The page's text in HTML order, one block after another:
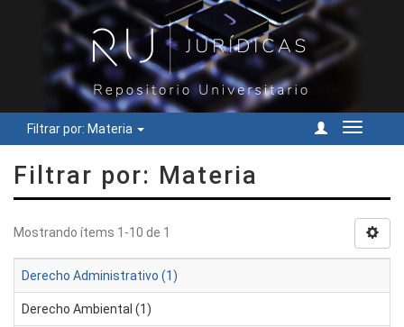
Filtrar por: Materia
Cambiar
Filtrar por: Materia
Mostrando ítems 1-10 de 1
Derecho Administrativo (1)
Derecho Ambiental (1)